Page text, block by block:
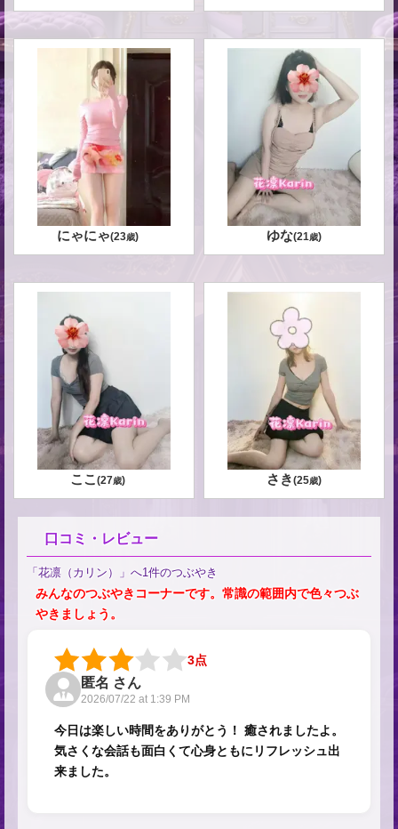
にゃにゃ(23歳) ゆな(21歳)
ここ (27歳) さき(25歳)
口コミ・レビュー
「花凛（カリン）」へ1件のつぶやき
みんなのつぶやきコーナーです。常識の範囲内で色々つぶ
やきましょう。
3点
匿名 さん
2026/07/22 at 1:39 PM
今日は楽しい時間をありがとう！ 癒されましたよ。
気さくな会話も面白くて心身ともにリフレッシュ出
来ました。